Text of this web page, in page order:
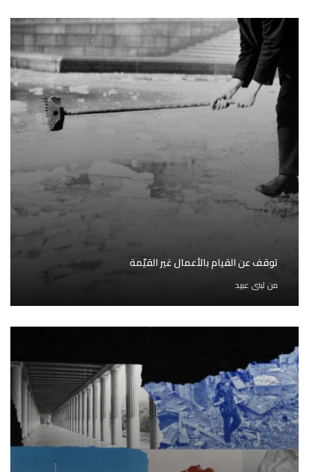
توقف عن القيام بالأعمال غير القيّمة
من لبنى عبيد